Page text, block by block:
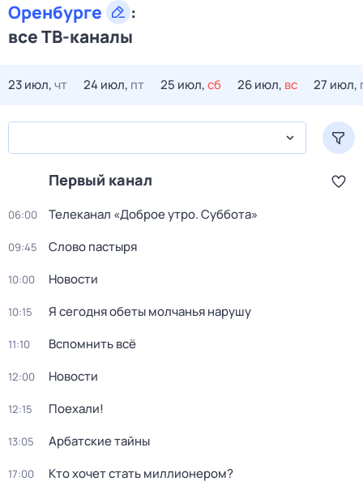
Оренбурге
:
все ТВ-каналы
23 июл,чт 24 июл, пт 25 июл,сб 26 июл, вс 27 июл,
Первый канал
06:00 Телеканал «Доброе утро. Суббота»
09:45 Слово пастыря
10:00 Новости
10:15 Я сегодня обеты молчанья нарушу
11:10 Вспомнить всё
12:00 Новости
12:15 Поехали!
13:05 Арбатские тайны
17:00 Кто хочет стать миллионером?